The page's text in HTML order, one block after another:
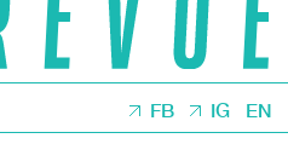
FB IG EN